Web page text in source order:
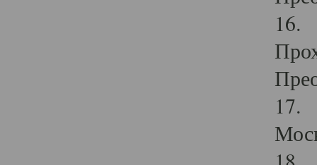
16.
17.